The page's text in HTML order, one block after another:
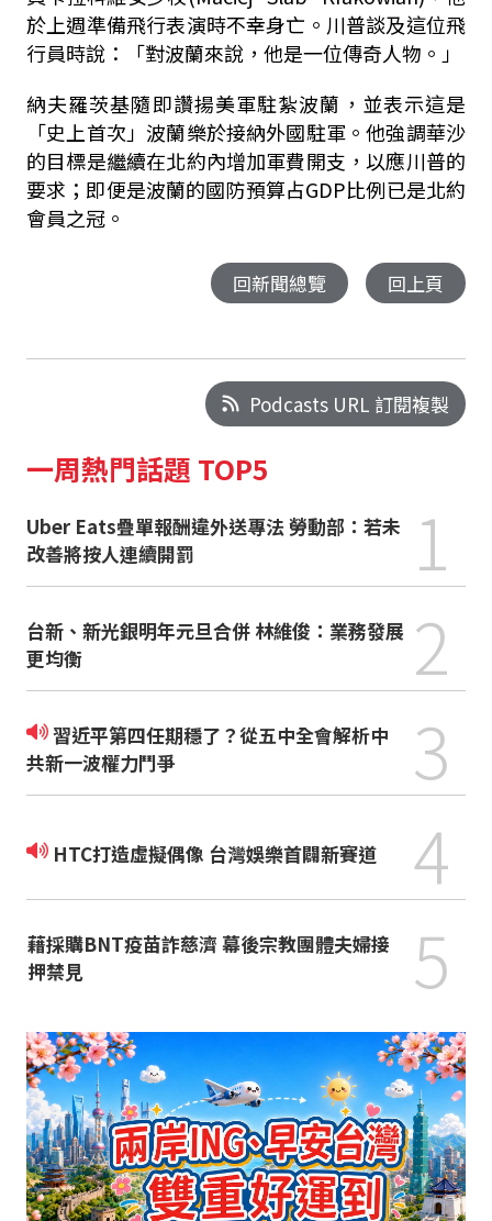
於上週準備飛行表演時不幸身亡。 川普談及這位飛
行員時說：「對波蘭來說，他是一位傳奇人物。」
納夫羅茨基隨即讚揚美軍駐紮波蘭，並表示這是
「史上首次」波蘭樂於接納外國駐軍。他強調華沙
的目標是繼續在北約內增加軍費開支，以應川普的
要求；即便是波蘭的國防預算占GDP比例已是北約
會員之冠。
回新聞總覽 回上頁
Podcasts URL 訂閱複製
一周熱門話題 TOP5
Uber Eats疊單報酬違外送專法 勞動部：若未
改善將按人連續開罰
1
台新、新光銀明年元旦合併 林維俊：業務發展
更均衡
2
習近平第四任期穩了？從五中全會解析中
共新一波權力鬥爭
3
HTC打造虛擬偶像 台灣娛樂首闢新賽道 4
藉採購BNT疫苗詐慈濟 幕後宗教團體夫婦接
押禁見
5